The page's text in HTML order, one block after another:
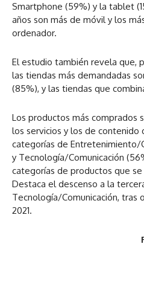
Smartphone (59%) y la tablet
años son más de móvil y los
ordenador.
El estudio también revela que,
las tiendas más demandadas
(85%), y las tiendas que
Los productos más comprados
los servicios y los de contenido
categorías de Entretenimiento/
y Tecnología/Comunicación
categorías de productos que
Destaca el descenso a la
Tecnología/Comunicación, tras
2021.